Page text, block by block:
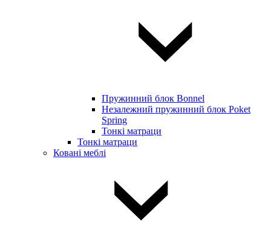
Пружинний блок Bonnel
Незалежний пружинний блок Poket
Spring
Тонкі матраци
Тонкі матраци
Ковані меблі